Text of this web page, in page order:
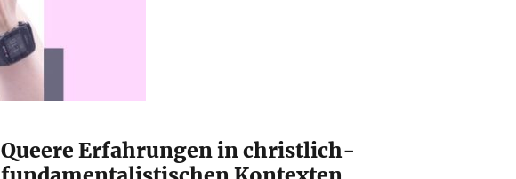
Queere Erfahrungen in christlich-